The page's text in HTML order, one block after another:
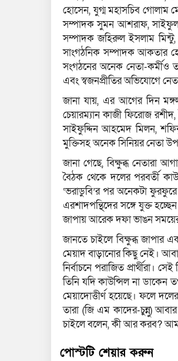
হোসেন, যুগ্ম মহাসচিব গোলাম
সম্পাদক সুমন আশরাফ, সাইফুল
সম্পাদক জহিরুল ইসলাম মিন্টু,
সাংগঠনিক সম্পাদক আকতার
সংগঠনের অনেক নেতা-কর্মীও
এবং স্বজনপ্রীতির অভিযোগে
জানা যায়, এর আগের দিন
চেয়ারম্যান কাজী ফিরোজ
সাইফুদ্দিন আহমেদ মিলন,
মুক্তিসহ অনেক সিনিয়র নেতা
জানা গেছে, বিক্ষুব্ধ নেতারা
বৈঠক থেকে দলের পরবর্তী
‘ভরাডুবি’র পর অনেকটা
এরশাদপন্থিদের সঙ্গে যুক্ত
জাপায় আরেক দফা ভাঙন সময়ের
জানতে চাইলে বিক্ষুব্ধ জাপার
মেয়াদ বাড়ানোর কিছু নেই।
নির্বাচনে পরাজিত প্রার্থীরা।
তিনি যদি কাউন্সিল না ডাকেন
মেয়াদোত্তীর্ণ হয়েছে। ফলে
তারা (জি এম কাদের-চুন্নু)
চাইলে বলেন, কী আর করব?
পোস্টটি শেয়ার করুন